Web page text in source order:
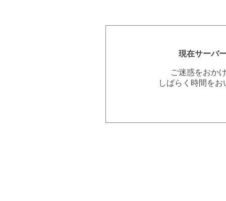
現在サーバ
ご迷惑をおか
しばらく時間を